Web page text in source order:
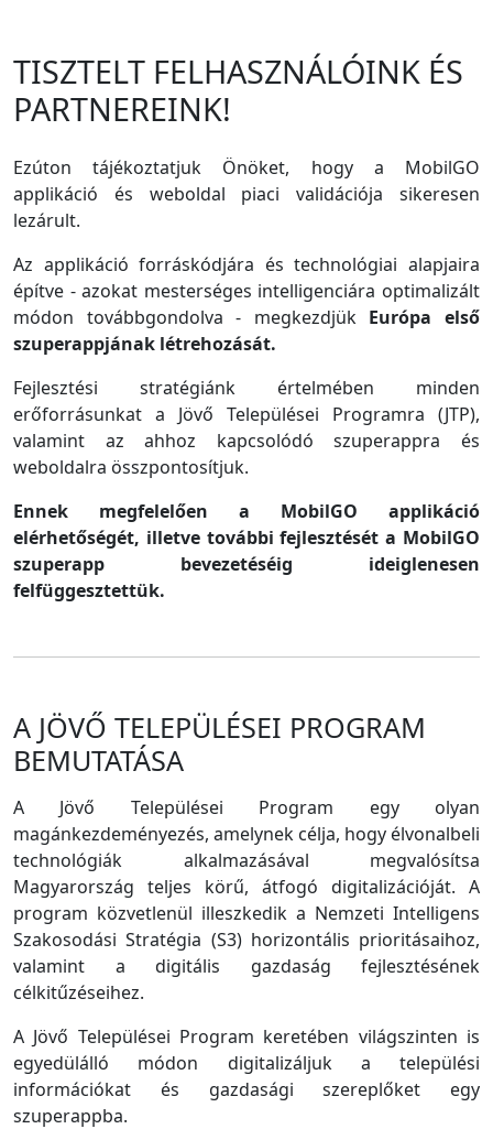
TISZTELT FELHASZNÁLÓINK ÉS
PARTNEREINK!
Ezúton tájékoztatjuk Önöket, hogy a MobilGO
applikáció és weboldal piaci validációja sikeresen
lezárult.
Az applikáció forráskódjára és technológiai alapjaira
építve - azokat mesterséges intelligenciára optimalizált
módon továbbgondolva - megkezdjük Európa első
szuperappjának létrehozását.
Fejlesztési stratégiánk értelmében minden
erőforrásunkat a Jövő Települései Programra (JTP),
valamint az ahhoz kapcsolódó szuperappra és
weboldalra összpontosítjuk.
Ennek megfelelően a MobilGO applikáció
elérhetőségét, illetve további fejlesztését a MobilGO
szuperapp bevezetéséig ideiglenesen
felfüggesztettük.
A JÖVŐ TELEPÜLÉSEI PROGRAM
BEMUTATÁSA
A Jövő Települései Program egy olyan
magánkezdeményezés, amelynek célja, hogy élvonalbeli
technológiák alkalmazásával megvalósítsa
Magyarország teljes körű, átfogó digitalizációját. A
program közvetlenül illeszkedik a Nemzeti Intelligens
Szakosodási Stratégia (S3) horizontális prioritásaihoz,
valamint a digitális gazdaság fejlesztésének
célkitűzéseihez.
A Jövő Települései Program keretében világszinten is
egyedülálló módon digitalizáljuk a települési
információkat és gazdasági szereplőket egy
szuperappba.